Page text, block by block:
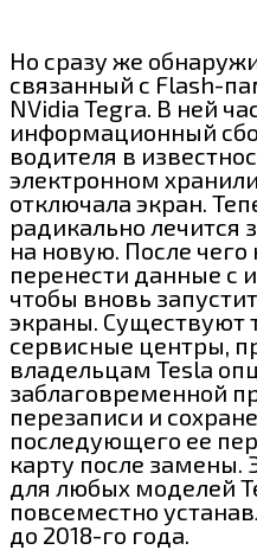
Но сразу же
связанный с Flash-
NVidia Tegra. В ней
информационный
водителя в
электронном
отключала экран.
радикально лечится
на новую. После
перенести данные с
чтобы вновь
экраны. Существуют
сервисные центры,
владельцам Tesla
заблаговременной
перезаписи и
последующего ее
карту после замены.
для любых моделей
повсеместно
до 2018-го года.